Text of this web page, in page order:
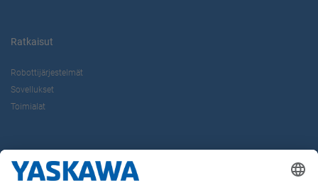
Ratkaisut
Robottijärjestelmät
Sovellukset
Toimialat